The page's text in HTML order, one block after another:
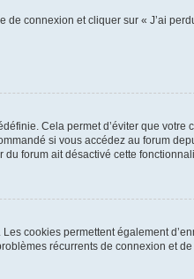
connexion et cliquer sur « J’ai
Cela permet d’éviter que votre
si vous accédez au forum
forum ait désactivé cette
cookies permettent également
récurrents de connexion et